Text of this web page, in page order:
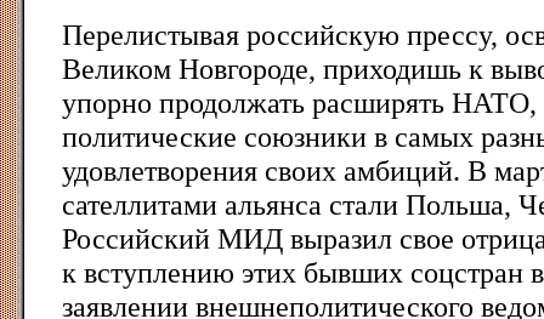
Перелистывая российскую прессу,
Великом Новгороде, приходишь к
упорно продолжать расширять
политические союзники в самых
удовлетворения своих амбиций. В
сателлитами альянса стали Польша,
Российский МИД выразил свое
к вступлению этих бывших соцстран
заявлении внешнеполитического